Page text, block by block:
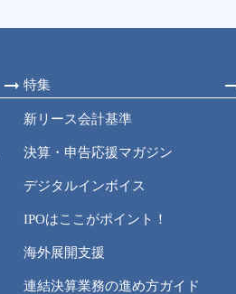
特集
新リース会計基準
決算・申告応援マガジン
デジタルインボイス
IPOはここがポイント！
海外展開支援
連結決算業務の進め方ガイド